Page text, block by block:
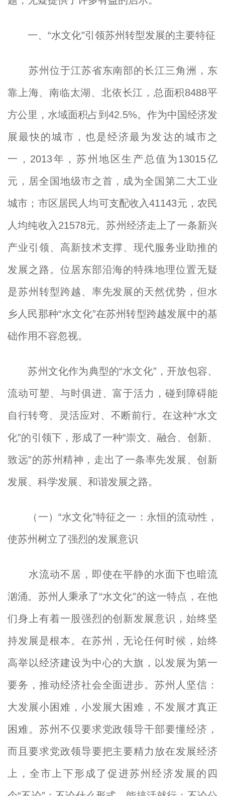
一、“水文化”引领苏州转型发展的主要特征
苏州位于江苏省东南部的长江三角洲，东
靠上海、南临太湖、北依长江，总面积8488平
方公里，水域面积占到42.5%。作为中国经济发
展最快的城市，也是经济最为发达的城市之
一，2013年，苏州地区生产总值为13015亿
元，居全国地级市之首，成为全国第二大工业
城市；市区居民人均可支配收入41143元，农民
人均纯收入21578元。苏州经济走上了一条新兴
产业引领、高新技术支撑、现代服务业助推的
发展之路。位居东部沿海的特殊地理位置无疑
是苏州转型跨越、率先发展的天然优势，但水
乡人民那种“水文化”在苏州转型跨越发展中的基
础作用不容忽视。
苏州文化作为典型的“水文化”，开放包容、
流动可塑、与时俱进、富于活力，碰到障碍能
自行转弯、灵活应对、不断前行。在这种“水文
化”的引领下，形成了一种“崇文、融合、创新、
致远”的苏州精神，走出了一条率先发展、创新
发展、科学发展、和谐发展之路。
（一）“水文化”特征之一：永恒的流动性，
使苏州树立了强烈的发展意识
水流动不居，即使在平静的水面下也暗流
汹涌。苏州人秉承了“水文化”的这一特点，在他
们身上有着一股强烈的创新发展意识，始终坚
持发展是根本。在苏州，无论任何时候，始终
高举以经济建设为中心的大旗，以发展为第一
要务，推动经济社会全面进步。苏州人坚信：
大发展小困难，小发展大困难，不发展才真正
困难。苏州不仅要求党政领导干部要懂经济，
而且要求党政领导要把主要精力放在发展经济
上，全市上下形成了促进苏州经济发展的四